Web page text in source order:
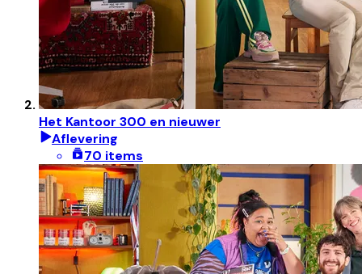
Het Kantoor 300 en nieuwer
Aflevering
70 items